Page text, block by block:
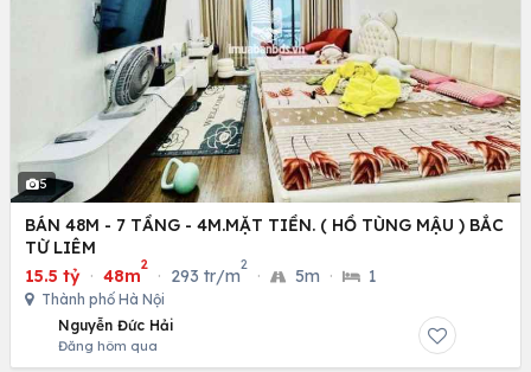
5
BÁN 48M - 7 TẦNG - 4M.MẶT TIỀN. ( HỒ TÙNG MẬU ) BẮC
TỪ LIÊM
15.5 tỷ · 48m
2
· 293 tr/m
2
· 5m · 1
Thành phố Hà Nội
Nguyễn Đức Hải
Đăng hôm qua